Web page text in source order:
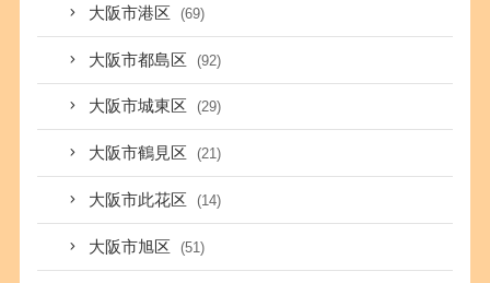
大阪市港区 (69)
大阪市都島区 (92)
大阪市城東区 (29)
大阪市鶴見区 (21)
大阪市此花区 (14)
大阪市旭区 (51)